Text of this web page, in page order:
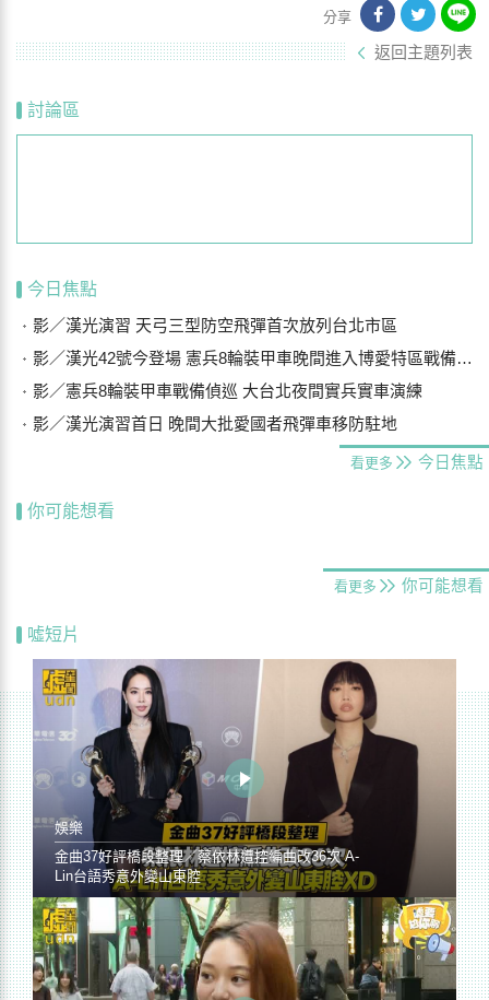
分享
返回主題列表
討論區
今日焦點
影／漢光演習 天弓三型防空飛彈首次放列台北市區
影／漢光42號今登場 憲兵8輪裝甲車晚間進入博愛特區戰備偵巡
影／憲兵8輪裝甲車戰備偵巡 大台北夜間實兵實車演練
影／漢光演習首日 晚間大批愛國者飛彈車移防駐地
看更多 今日焦點
你可能想看
看更多 你可能想看
噓短片
娛樂
金曲37好評橋段整理／蔡依林遭控編曲改36次 A-
Lin台語秀意外變山東腔